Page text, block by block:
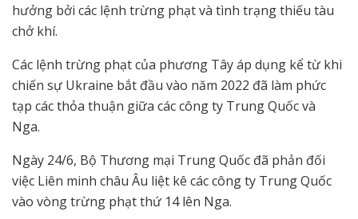
hưởng bởi các lệnh trừng phạt và tình trạng thiếu tàu
chở khí.
Các lệnh trừng phạt của phương Tây áp dụng kể từ khi
chiến sự Ukraine bắt đầu vào năm 2022 đã làm phức
tạp các thỏa thuận giữa các công ty Trung Quốc và
Nga.
Ngày 24/6, Bộ Thương mại Trung Quốc đã phản đối
việc Liên minh châu Âu liệt kê các công ty Trung Quốc
vào vòng trừng phạt thứ 14 lên Nga.